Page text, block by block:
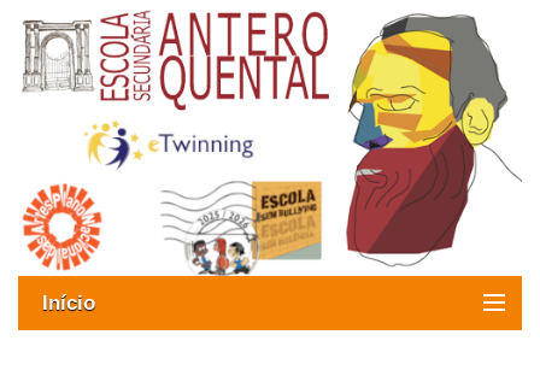
Início